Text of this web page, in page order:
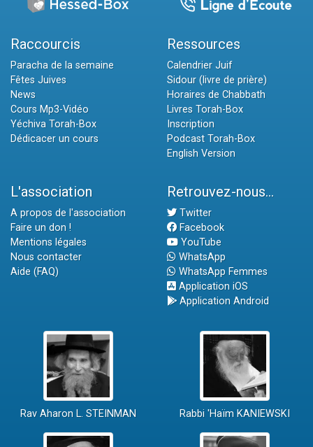
Raccourcis
Paracha de la semaine
Fêtes Juives
News
Cours Mp3-Vidéo
Yéchiva Torah-Box
Dédicacer un cours
Ressources
Calendrier Juif
Sidour (livre de prière)
Horaires de Chabbath
Livres Torah-Box
Inscription
Podcast Torah-Box
English Version
L'association
A propos de l'association
Faire un don !
Mentions légales
Nous contacter
Aide (FAQ)
Retrouvez-nous...
Twitter
Facebook
YouTube
WhatsApp
WhatsApp Femmes
Application iOS
Application Android
Rav Aharon L. STEINMAN Rabbi 'Haïm KANIEWSKI